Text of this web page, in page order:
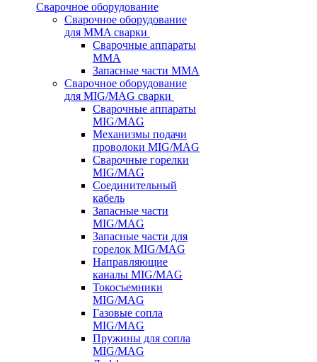
Сварочное оборудование
Сварочное оборудование
для MMA сварки
Сварочные аппараты
MMA
Запасные части MMA
Сварочное оборудование
для MIG/MAG сварки
Сварочные аппараты
MIG/MAG
Механизмы подачи
проволоки MIG/MAG
Сварочные горелки
MIG/MAG
Соединительный
кабель
Запасные части
MIG/MAG
Запасные части для
горелок MIG/MAG
Направляющие
каналы MIG/MAG
Токосъемники
MIG/MAG
Газовые сопла
MIG/MAG
Пружины для сопла
MIG/MAG